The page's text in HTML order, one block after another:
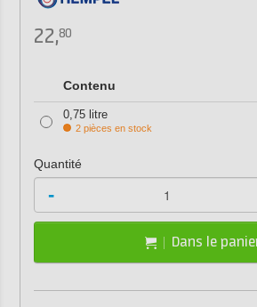
22,80
Contenu
0,75 litre
2 pièces en stock
Quantité
-
Dans le